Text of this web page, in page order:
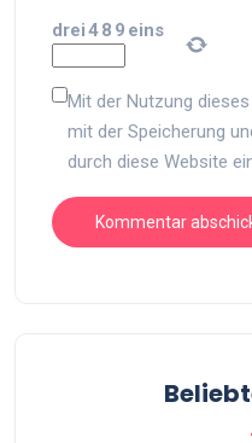
drei48 9 eins
Mit der Nutzung
mit der Speicherung
durch diese Website